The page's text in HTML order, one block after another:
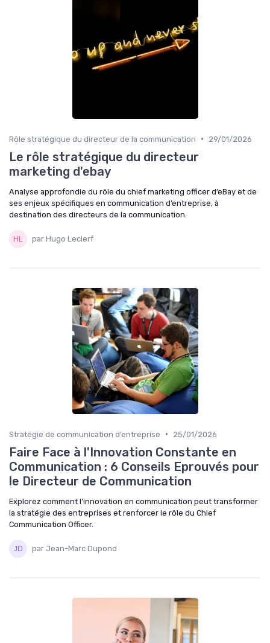
Rôle stratégique du directeur de la communication • 29/01/2026
Le rôle stratégique du directeur
marketing d'ebay
Analyse approfondie du rôle du chief marketing officer d’eBay et de
ses enjeux spécifiques en communication d’entreprise, à
destination des directeurs de la communication.
par Hugo Leclerf
Stratégie de communication d’entreprise • 25/01/2026
Faire Face à l'Innovation Constante en
Communication : 6 Conseils Eprouvés pour
le Directeur de Communication
Explorez comment l’innovation en communication peut transformer
la stratégie des entreprises et renforcer le rôle du Chief
Communication Officer.
par Jean-Marc Dupond